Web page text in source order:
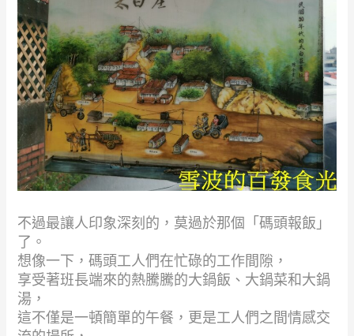
不過最讓人印象深刻的，莫過於那個「碼頭報飯」
了。
想像一下，碼頭工人們在忙碌的工作間隙，
享受著班長端來的熱騰騰的大鍋飯、大鍋菜和大鍋
湯，
這不僅是一頓簡單的午餐，更是工人們之間情感交